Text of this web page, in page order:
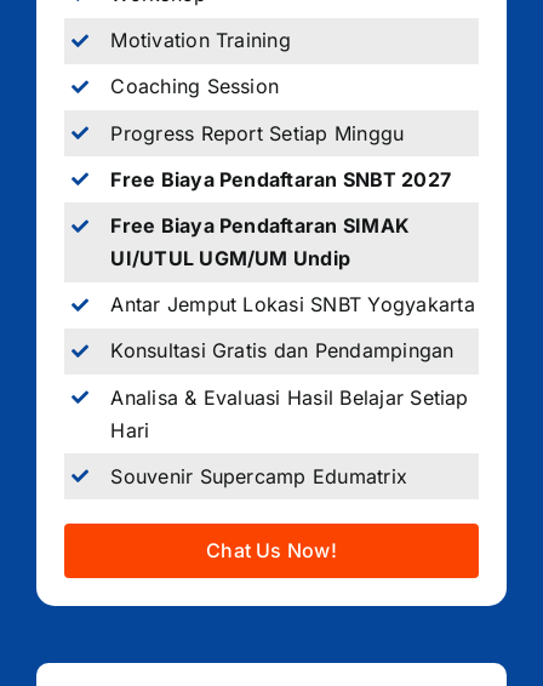
Motivation Training
Coaching Session
Progress Report Setiap Minggu
Free Biaya Pendaftaran SNBT 2027
Free Biaya Pendaftaran SIMAK
UI/UTUL UGM/UM Undip
Antar Jemput Lokasi SNBT Yogyakarta
Konsultasi Gratis dan Pendampingan
Analisa & Evaluasi Hasil Belajar Setiap
Hari
Souvenir Supercamp Edumatrix
Chat Us Now!